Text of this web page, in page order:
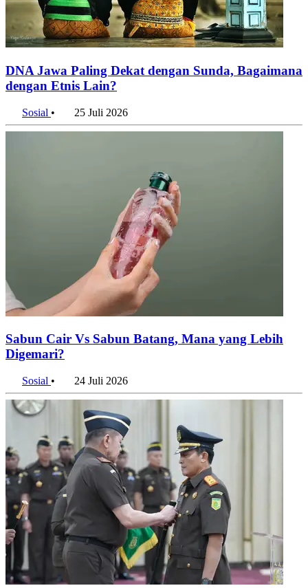
DNA Jawa Paling Dekat dengan Sunda, Bagaimana
dengan Etnis Lain?
Sosial • 25 Juli 2026
Sabun Cair Vs Sabun Batang, Mana yang Lebih
Digemari?
Sosial • 24 Juli 2026